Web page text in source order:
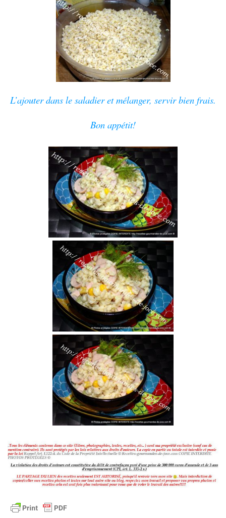
L’ajouter dans le saladier et mélanger, servir bien frais.
Bon appétit!